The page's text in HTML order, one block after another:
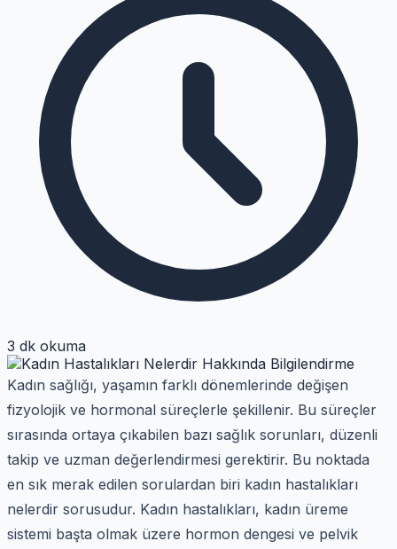
3 dk okuma
Kadın sağlığı, yaşamın farklı dönemlerinde değişen
fizyolojik ve hormonal süreçlerle şekillenir. Bu süreçler
sırasında ortaya çıkabilen bazı sağlık sorunları, düzenli
takip ve uzman değerlendirmesi gerektirir. Bu noktada
en sık merak edilen sorulardan biri kadın hastalıkları
nelerdir sorusudur. Kadın hastalıkları, kadın üreme
sistemi başta olmak üzere hormon dengesi ve pelvik